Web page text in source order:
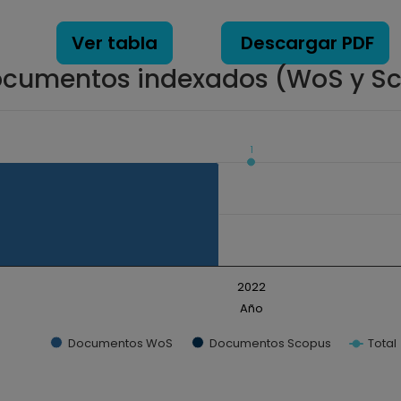
Ver tabla Descargar PDF
indexados (WoS y
Data ranges from 0 to 1.
Año
1
Documentos WoS Documentos Scopus Total
2022